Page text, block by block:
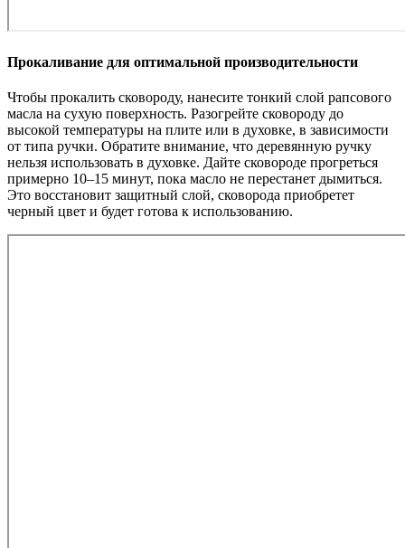
Прокаливание для оптимальной производительности
Чтобы прокалить сковороду, нанесите тонкий слой рапсового
масла на сухую поверхность. Разогрейте сковороду до
высокой температуры на плите или в духовке, в зависимости
от типа ручки. Обратите внимание, что деревянную ручку
нельзя использовать в духовке. Дайте сковороде прогреться
примерно 10–15 минут, пока масло не перестанет дымиться.
Это восстановит защитный слой, сковорода приобретет
черный цвет и будет готова к использованию.